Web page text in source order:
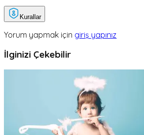
Kurallar
Yorum yapmak için giriş yapınız
İlginizi Çekebilir